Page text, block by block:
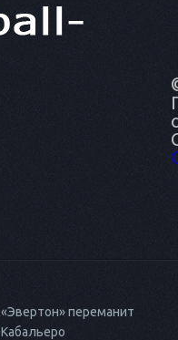
«Эвертон» переманит
Кабальеро